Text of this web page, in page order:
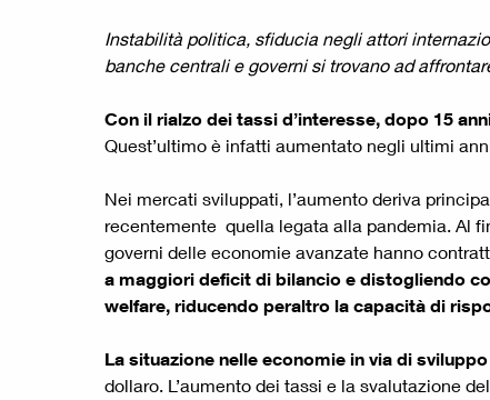
Instabilità politica, sfiducia negli attori
banche centrali e governi si trovano ad
Con il rialzo dei tassi d’interesse, dopo 15
Quest’ultimo è infatti aumentato negli ultimi
Nei mercati sviluppati, l’aumento deriva
recentemente quella legata alla pandemia. Al
governi delle economie avanzate hanno
a maggiori deficit di bilancio e distogliendo
welfare, riducendo peraltro la capacità di
La situazione nelle economie in via di
dollaro. L’aumento dei tassi e la svalutazione